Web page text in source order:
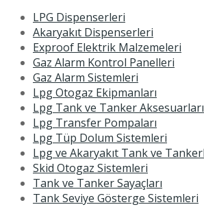
LPG Dispenserleri
Akaryakıt Dispenserleri
Exproof Elektrik Malzemeleri
Gaz Alarm Kontrol Panelleri
Gaz Alarm Sistemleri
Lpg Otogaz Ekipmanları
Lpg Tank ve Tanker Aksesuarları
Lpg Transfer Pompaları
Lpg Tüp Dolum Sistemleri
Lpg ve Akaryakıt Tank ve
Skid Otogaz Sistemleri
Tank ve Tanker Sayaçları
Tank Seviye Gösterge Sistemleri